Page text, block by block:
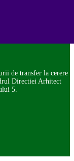
de transfer la cerere
Directiei Arhitect
5.